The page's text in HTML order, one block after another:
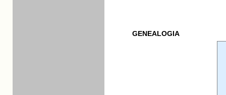
GENEALOGIA